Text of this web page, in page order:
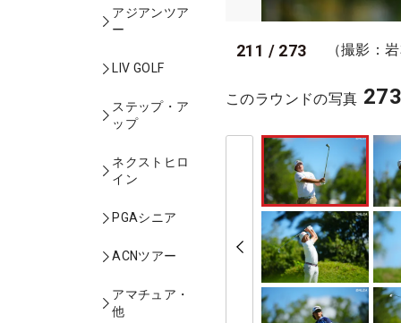
アジアンツア
ー
LIV GOLF
ステップ・ア
ップ
ネクストヒロ
イン
PGAシニア
ACNツアー
アマチュア・
他
211 / 273 （撮影：
このラウンドの写真